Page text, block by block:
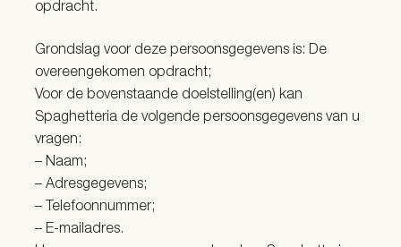
opdracht.
Grondslag voor deze persoonsgegevens is: De
overeengekomen opdracht;
Voor de bovenstaande doelstelling(en) kan
Spaghetteria de volgende persoonsgegevens van u
vragen:
– Naam;
– Adresgegevens;
– Telefoonnummer;
– E-mailadres.